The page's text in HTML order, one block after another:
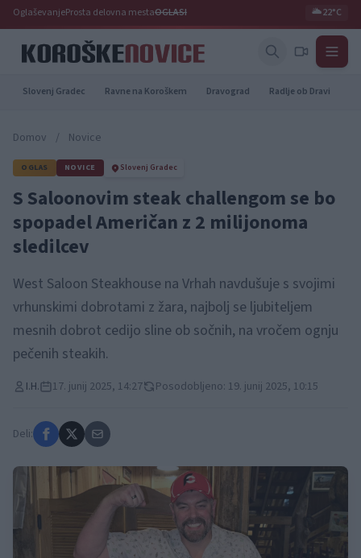
OglaševanjeProsta delovna mestaOGLASI 🌥️22°C
Slovenj Gradec Ravne na Koroškem Dravograd Radlje ob Dravi
Domov / Novice
OGLAS NOVICE Slovenj Gradec
S Saloonovim steak challengom se bo
spopadel Američan z 2 milijonoma
sledilcev
West Saloon Steakhouse na Vrhah navdušuje s svojimi
vrhunskimi dobrotami z žara, najbolj se ljubiteljem
mesnih dobrot cedijo sline ob sočnih, na vročem ognju
pečenih steakih.
I.H. 17. junij 2025, 14:27 Posodobljeno: 19. junij 2025, 10:15
Deli: